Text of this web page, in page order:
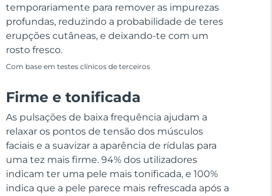
temporariamente para remover as impurezas
profundas, reduzindo a probabilidade de teres
erupções cutâneas, e deixando-te com um
rosto fresco.
Com base em testes clínicos de terceiros
Firme e tonificada
As pulsações de baixa frequência ajudam a
relaxar os pontos de tensão dos músculos
faciais e a suavizar a aparência de rídulas para
uma tez mais firme. 94% dos utilizadores
indicam ter uma pele mais tonificada, e 100%
indica que a pele parece mais refrescada após a